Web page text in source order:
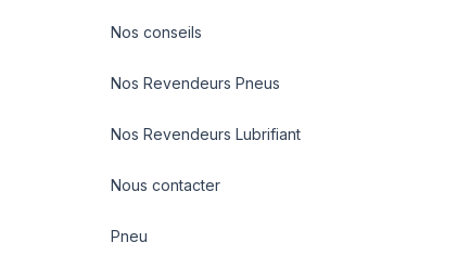
Nos conseils
Nos Revendeurs Pneus
Nos Revendeurs Lubrifiant
Nous contacter
Pneu